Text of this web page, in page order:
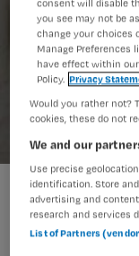
'Kwaliteit
consent will disable
you see may not be
change your choices
Manage Preferences
have effect within
Policy. Privacy
Would you rather not?
cookies, these do not
We and our
Use precise
identification. Store
advertising and
research and services
List of Partners